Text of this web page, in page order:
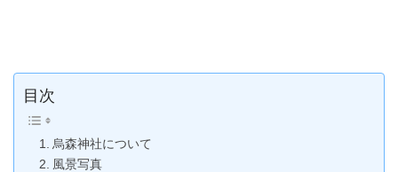
目次
烏森神社について
風景写真